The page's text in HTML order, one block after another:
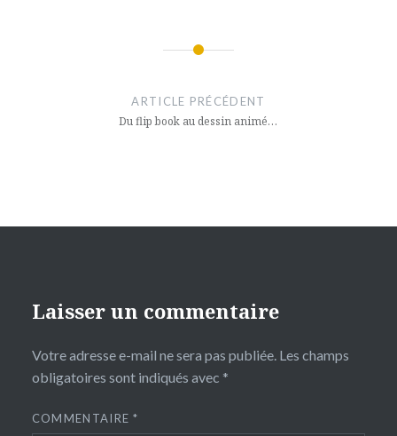
ARTICLE PRÉCÉDENT
Du flip book au dessin animé…
Laisser un commentaire
Votre adresse e-mail ne sera pas publiée. Les champs
obligatoires sont indiqués avec *
COMMENTAIRE*